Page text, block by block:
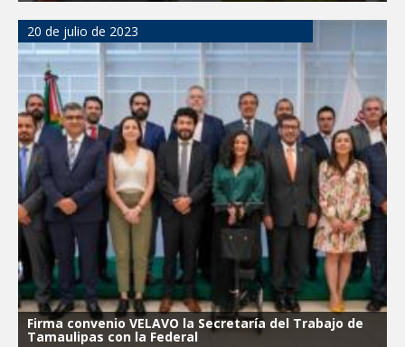
20 de julio de 2023
Firma convenio VELAVO la Secretaría del Trabajo de
Tamaulipas con la Federal